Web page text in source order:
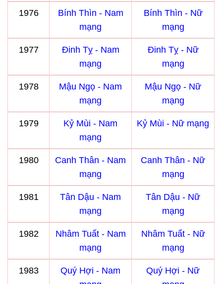
1976
Bính Thìn - Nam
mạng
Bính Thìn - Nữ
mạng
1977
Đinh Tỵ - Nam
mạng
Đinh Tỵ - Nữ
mạng
1978
Mậu Ngọ - Nam
mạng
Mậu Ngọ - Nữ
mạng
1979
Kỷ Mùi - Nam
mạng
Kỷ Mùi - Nữ mạng
1980
Canh Thân - Nam
mạng
Canh Thân - Nữ
mạng
1981
Tân Dậu - Nam
mạng
Tân Dậu - Nữ
mạng
1982
Nhâm Tuất - Nam
mạng
Nhâm Tuất - Nữ
mạng
1983
Quý Hợi - Nam
Quý Hợi - Nữ